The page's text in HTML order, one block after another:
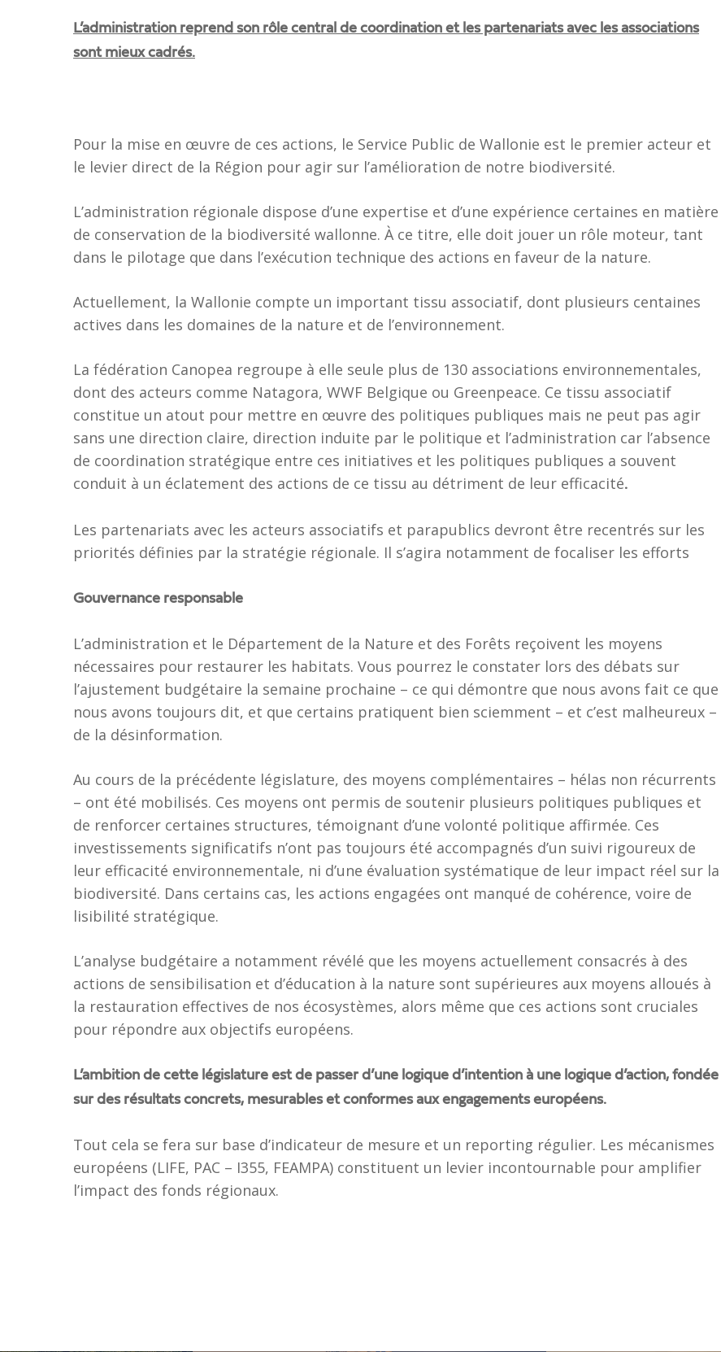
L’administration reprend son rôle central de coordination et les partenariats avec les associations
sont mieux cadrés.
Pour la mise en œuvre de ces actions, le Service Public de Wallonie est le premier acteur et
le levier direct de la Région pour agir sur l’amélioration de notre biodiversité.
L’administration régionale dispose d’une expertise et d’une expérience certaines en matière
de conservation de la biodiversité wallonne. À ce titre, elle doit jouer un rôle moteur, tant
dans le pilotage que dans l’exécution technique des actions en faveur de la nature.
Actuellement, la Wallonie compte un important tissu associatif, dont plusieurs centaines
actives dans les domaines de la nature et de l’environnement.
La fédération Canopea regroupe à elle seule plus de 130 associations environnementales,
dont des acteurs comme Natagora, WWF Belgique ou Greenpeace. Ce tissu associatif
constitue un atout pour mettre en œuvre des politiques publiques mais ne peut pas agir
sans une direction claire, direction induite par le politique et l’administration car l’absence
de coordination stratégique entre ces initiatives et les politiques publiques a souvent
conduit à un éclatement des actions de ce tissu au détriment de leur efficacité.
Les partenariats avec les acteurs associatifs et parapublics devront être recentrés sur les
priorités définies par la stratégie régionale. Il s’agira notamment de focaliser les efforts
Gouvernance responsable
L’administration et le Département de la Nature et des Forêts reçoivent les moyens
nécessaires pour restaurer les habitats. Vous pourrez le constater lors des débats sur
l’ajustement budgétaire la semaine prochaine – ce qui démontre que nous avons fait ce que
nous avons toujours dit, et que certains pratiquent bien sciemment – et c’est malheureux –
de la désinformation.
Au cours de la précédente législature, des moyens complémentaires – hélas non récurrents
– ont été mobilisés. Ces moyens ont permis de soutenir plusieurs politiques publiques et
de renforcer certaines structures, témoignant d’une volonté politique affirmée. Ces
investissements significatifs n’ont pas toujours été accompagnés d’un suivi rigoureux de
leur efficacité environnementale, ni d’une évaluation systématique de leur impact réel sur la
biodiversité. Dans certains cas, les actions engagées ont manqué de cohérence, voire de
lisibilité stratégique.
L’analyse budgétaire a notamment révélé que les moyens actuellement consacrés à des
actions de sensibilisation et d’éducation à la nature sont supérieures aux moyens alloués à
la restauration effectives de nos écosystèmes, alors même que ces actions sont cruciales
pour répondre aux objectifs européens.
L’ambition de cette législature est de passer d’une logique d’intention à une logique d’action, fondée
sur des résultats concrets, mesurables et conformes aux engagements européens.
Tout cela se fera sur base d’indicateur de mesure et un reporting régulier. Les mécanismes
européens (LIFE, PAC – I355, FEAMPA) constituent un levier incontournable pour amplifier
l’impact des fonds régionaux.